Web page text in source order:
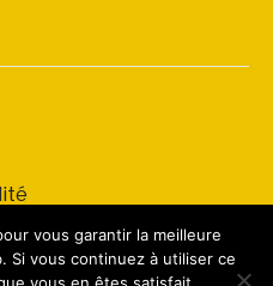
vous garantir la meilleure
Si vous continuez à utiliser ce